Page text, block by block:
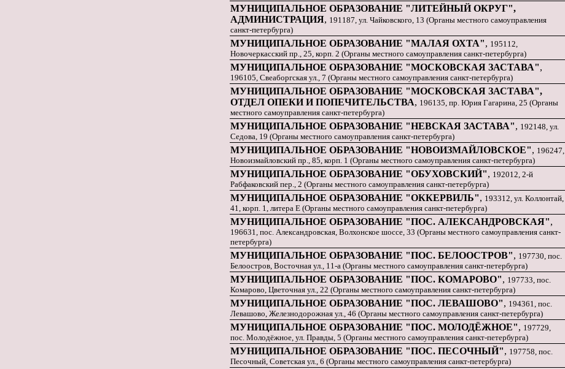
МУНИЦИПАЛЬНОЕ ОБРАЗОВАНИЕ "ЛИТЕЙНЫЙ ОКРУГ",
АДМИНИСТРАЦИЯ, 191187, ул. Чайковского, 13 (Органы местного самоуправления
санкт-петербурга)
МУНИЦИПАЛЬНОЕ ОБРАЗОВАНИЕ "МАЛАЯ ОХТА", 195112,
Новочеркасский пр., 25, корп. 2 (Органы местного самоуправления санкт-петербурга)
МУНИЦИПАЛЬНОЕ ОБРАЗОВАНИЕ "МОСКОВСКАЯ ЗАСТАВА",
196105, Свеаборгская ул., 7 (Органы местного самоуправления санкт-петербурга)
МУНИЦИПАЛЬНОЕ ОБРАЗОВАНИЕ "МОСКОВСКАЯ ЗАСТАВА",
ОТДЕЛ ОПЕКИ И ПОПЕЧИТЕЛЬСТВА, 196135, пр. Юрия Гагарина, 25 (Органы
местного самоуправления санкт-петербурга)
МУНИЦИПАЛЬНОЕ ОБРАЗОВАНИЕ "НЕВСКАЯ ЗАСТАВА", 192148, ул.
Седова, 19 (Органы местного самоуправления санкт-петербурга)
МУНИЦИПАЛЬНОЕ ОБРАЗОВАНИЕ "НОВОИЗМАЙЛОВСКОЕ", 196247,
Новоизмайловский пр., 85, корп. 1 (Органы местного самоуправления санкт-петербурга)
МУНИЦИПАЛЬНОЕ ОБРАЗОВАНИЕ "ОБУХОВСКИЙ", 192012, 2-й
Рабфаковский пер., 2 (Органы местного самоуправления санкт-петербурга)
МУНИЦИПАЛЬНОЕ ОБРАЗОВАНИЕ "ОККЕРВИЛЬ", 193312, ул. Коллонтай,
41, корп. 1, литера Е (Органы местного самоуправления санкт-петербурга)
МУНИЦИПАЛЬНОЕ ОБРАЗОВАНИЕ "ПОС. АЛЕКСАНДРОВСКАЯ",
196631, пос. Александровская, Волхонское шоссе, 33 (Органы местного самоуправления санкт-
петербурга)
МУНИЦИПАЛЬНОЕ ОБРАЗОВАНИЕ "ПОС. БЕЛООСТРОВ", 197730, пос.
Белоостров, Восточная ул., 11-а (Органы местного самоуправления санкт-петербурга)
МУНИЦИПАЛЬНОЕ ОБРАЗОВАНИЕ "ПОС. КОМАРОВО", 197733, пос.
Комарово, Цветочная ул., 22 (Органы местного самоуправления санкт-петербурга)
МУНИЦИПАЛЬНОЕ ОБРАЗОВАНИЕ "ПОС. ЛЕВАШОВО", 194361, пос.
Левашово, Железнодорожная ул., 46 (Органы местного самоуправления санкт-петербурга)
МУНИЦИПАЛЬНОЕ ОБРАЗОВАНИЕ "ПОС. МОЛОДЁЖНОЕ", 197729,
пос. Молодёжное, ул. Правды, 5 (Органы местного самоуправления санкт-петербурга)
МУНИЦИПАЛЬНОЕ ОБРАЗОВАНИЕ "ПОС. ПЕСОЧНЫЙ", 197758, пос.
Песочный, Советская ул., 6 (Органы местного самоуправления санкт-петербурга)